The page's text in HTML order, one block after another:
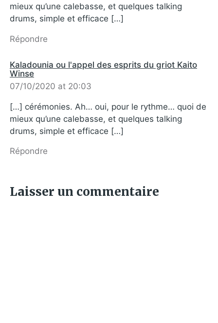
mieux qu’une calebasse, et quelques talking
drums, simple et efficace […]
Répondre
Kaladounia ou l'appel des esprits du griot Kaito
Winse
07/10/2020 at 20:03
[…] cérémonies. Ah… oui, pour le rythme… quoi de
mieux qu’une calebasse, et quelques talking
drums, simple et efficace […]
Répondre
Laisser un commentaire